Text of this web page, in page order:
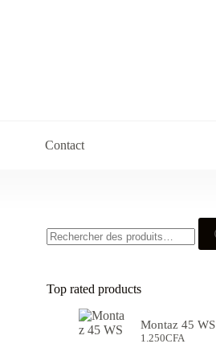
Contact
pour :
Top rated products
Montaz 45 WS
1.250CFA